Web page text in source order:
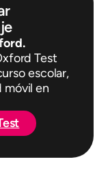
Test
escolar,
móvil en